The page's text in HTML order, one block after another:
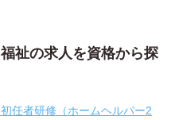
祉の求人を資格から探
任者研修（ホームヘルパー2